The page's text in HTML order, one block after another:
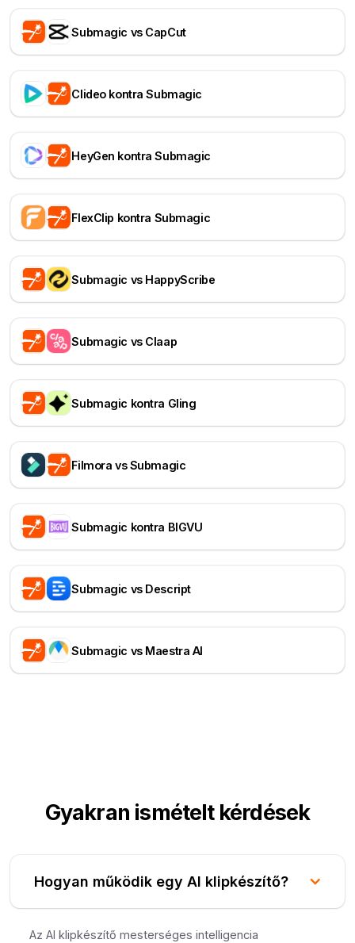
Submagic vs CapCut
Clideo kontra Submagic
HeyGen kontra Submagic
FlexClip kontra Submagic
Submagic vs HappyScribe
Submagic vs Claap
Submagic kontra Gling
Filmora vs Submagic
Submagic kontra BIGVU
Submagic vs Descript
Submagic vs Maestra AI
Gyakran ismételt kérdések
Hogyan működik egy AI klipkészítő?
Az AI klipkészítő mesterséges intelligencia